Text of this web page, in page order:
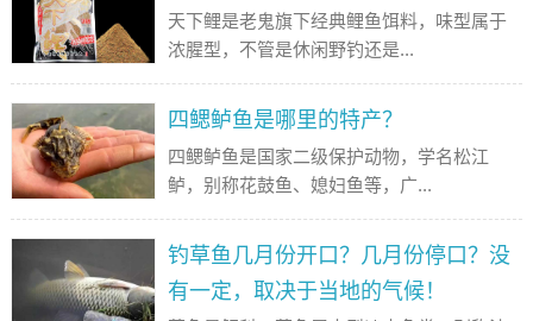
天下鲤是老鬼旗下经典鲤鱼饵料，味型属于
浓腥型，不管是休闲野钓还是...
四鳃鲈鱼是哪里的特产？
四鳃鲈鱼是国家二级保护动物，学名松江
鲈，别称花鼓鱼、媳妇鱼等，广...
钓草鱼几月份开口？几月份停口？没
有一定，取决于当地的气候！